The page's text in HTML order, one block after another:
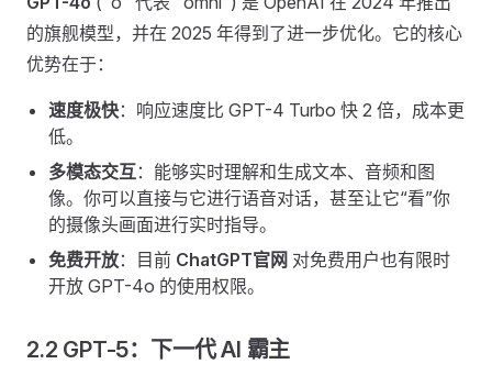
的旗舰模型，并在 2025 年得到了进一步优化。它的核心
优势在于：
速度极快：响应速度比 GPT-4 Turbo 快 2 倍，成本更
低。
多模态交互：能够实时理解和生成文本、音频和图
像。你可以直接与它进行语音对话，甚至让它“看”你
的摄像头画面进行实时指导。
免费开放：目前 ChatGPT官网 对免费用户也有限时
开放 GPT-4o 的使用权限。
2.2 GPT-5：下一代 AI 霸主